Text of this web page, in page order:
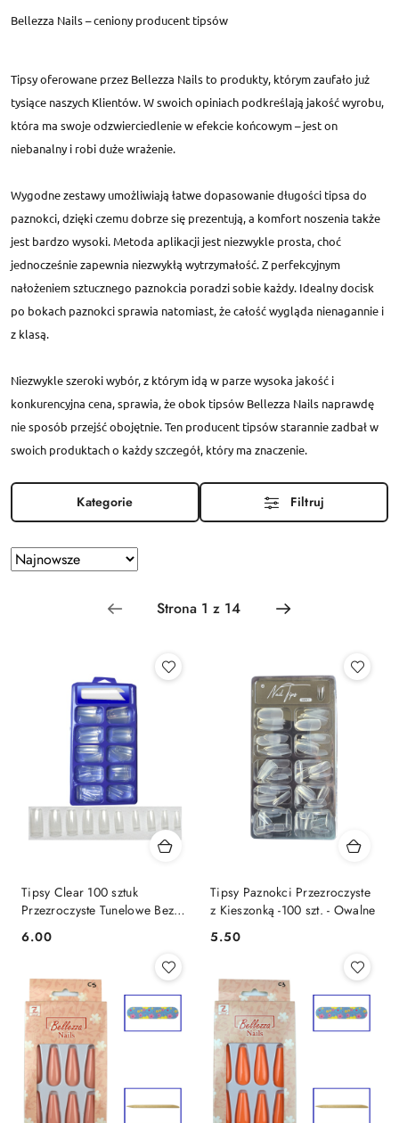
Bellezza Nails – ceniony producent tipsów
Tipsy oferowane przez Bellezza Nails to produkty, którym zaufało już
tysiące naszych Klientów. W swoich opiniach podkreślają jakość wyrobu,
która ma swoje odzwierciedlenie w efekcie końcowym – jest on
niebanalny i robi duże wrażenie.
Wygodne zestawy umożliwiają łatwe dopasowanie długości tipsa do
paznokci, dzięki czemu dobrze się prezentują, a komfort noszenia także
jest bardzo wysoki. Metoda aplikacji jest niezwykle prosta, choć
jednocześnie zapewnia niezwykłą wytrzymałość. Z perfekcyjnym
nałożeniem sztucznego paznokcia poradzi sobie każdy. Idealny docisk
po bokach paznokci sprawia natomiast, że całość wygląda nienagannie i
z klasą.
Niezwykle szeroki wybór, z którym idą w parze wysoka jakość i
konkurencyjna cena, sprawia, że obok tipsów Bellezza Nails naprawdę
nie sposób przejść obojętnie. Ten producent tipsów starannie zadbał w
swoich produktach o każdy szczegół, który ma znaczenie.
Kategorie Filtruj
Zastosowano
sortowanie:
Sortuj
według
Tipsy Clear 100 sztuk
Przezroczyste Tunelowe Bez
Kieszonki - Kwadratowe
Cena:
6.00
Tipsy Paznokci Przezroczyste
z Kieszonką -100 szt. - Owalne
Cena:
5.50